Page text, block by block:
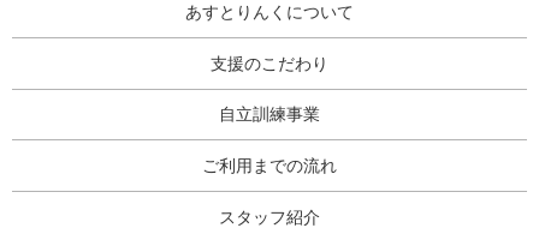
あすとりんくについて
支援のこだわり
自立訓練事業
ご利用までの流れ
スタッフ紹介